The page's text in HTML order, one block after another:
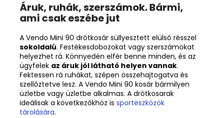
Áruk, ruhák, szerszámok. Bármi,
ami csak eszébe jut
A Vendo Mini 90 drótkosár süllyesztett elülső résszel
sokoldalú. Festékesdobozokat vagy szerszámokat
helyezhet rá. Könnyedén elfér benne minden, és az
ügyfelek az áruk jól látható helyen vannak.
Fektessen rá ruhákat, szépen összehajtogatva és
szellőztetve lesz. A Vendo Mini 90 kosár bármilyen
üzletbe vagy üzletbe alkalmas. A drótkosarak
ideálisak a következőkhöz is sporteszközök
tárolására.